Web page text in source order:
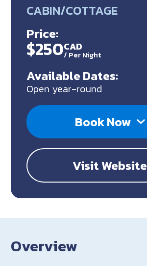
CABIN/COTTAGE
Price:
$250CAD
/ Per Night
Available Dates:
Open year-round
Book Now
Visit Website
Overview